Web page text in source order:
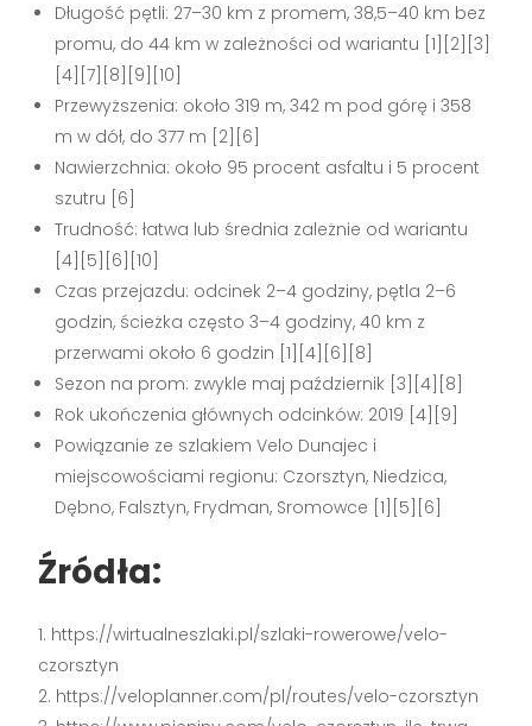
Długość pętli: 27–30 km z promem, 38,5–40 km bez
promu, do 44 km w zależności od wariantu [1][2][3]
[4][7][8][9][10]
Przewyższenia: około 319 m, 342 m pod górę i 358
m w dół, do 377 m [2][6]
Nawierzchnia: około 95 procent asfaltu i 5 procent
szutru [6]
Trudność: łatwa lub średnia zależnie od wariantu
[4][5][6][10]
Czas przejazdu: odcinek 2–4 godziny, pętla 2–6
godzin, ścieżka często 3–4 godziny, 40 km z
przerwami około 6 godzin [1][4][6][8]
Sezon na prom: zwykle maj październik [3][4][8]
Rok ukończenia głównych odcinków: 2019 [4][9]
Powiązanie ze szlakiem Velo Dunajec i
miejscowościami regionu: Czorsztyn, Niedzica,
Dębno, Falsztyn, Frydman, Sromowce [1][5][6]
Źródła:
https://wirtualneszlaki.pl/szlaki-rowerowe/velo-
czorsztyn
https://veloplanner.com/pl/routes/velo-czorsztyn